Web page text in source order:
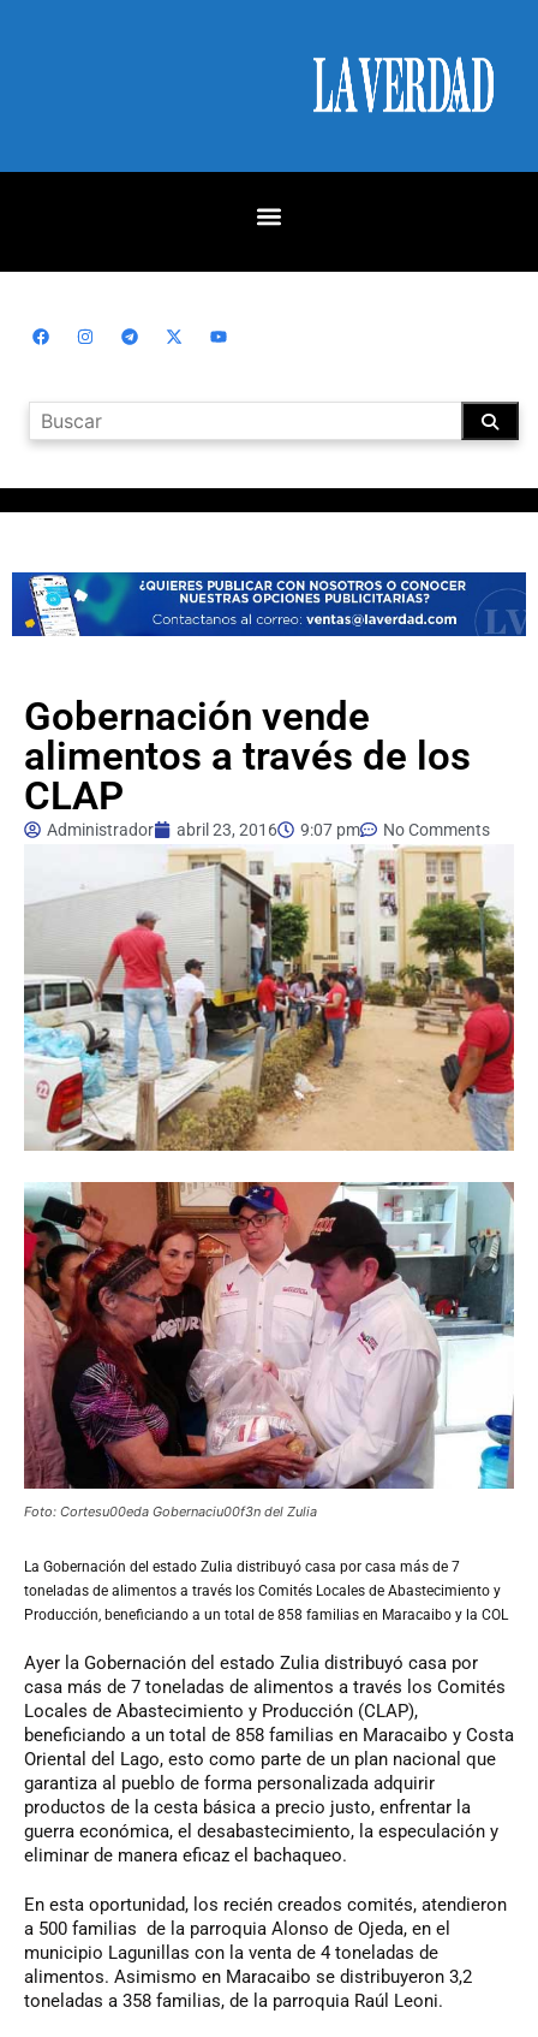
Gobernación vende
alimentos a través de los
CLAP
Administrador abril 23, 2016 9:07 pm No Comments
Foto: Cortesu00eda Gobernaciu00f3n del Zulia
La Gobernación del estado Zulia distribuyó casa por casa más de 7
toneladas de alimentos a través los Comités Locales de Abastecimiento y
Producción, beneficiando a un total de 858 familias en Maracaibo y la COL
Ayer la Gobernación del estado Zulia distribuyó casa por
casa más de 7 toneladas de alimentos a través los Comités
Locales de Abastecimiento y Producción (CLAP),
beneficiando a un total de 858 familias en Maracaibo y Costa
Oriental del Lago, esto como parte de un plan nacional que
garantiza al pueblo de forma personalizada adquirir
productos de la cesta básica a precio justo, enfrentar la
guerra económica, el desabastecimiento, la especulación y
eliminar de manera eficaz el bachaqueo.
En esta oportunidad, los recién creados comités, atendieron
a 500 familias de la parroquia Alonso de Ojeda, en el
municipio Lagunillas con la venta de 4 toneladas de
alimentos. Asimismo en Maracaibo se distribuyeron 3,2
toneladas a 358 familias, de la parroquia Raúl Leoni.